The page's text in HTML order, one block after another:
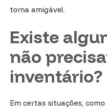
torna amigável.
Existe
não
inventário?
Em certas situações,